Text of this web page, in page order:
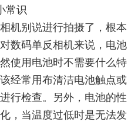
常识
机别说进行拍摄了，根本
数码单反相机来说，电池
使用电池时不需要什么特
经常用布清洁电池触点或
行检查。另外，电池的性
，当温度过低时是无法发